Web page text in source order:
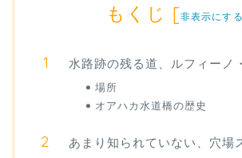
もくじ [非表示にする
水路跡の残る道、ルフィーノ
場所
オアハカ水道橋の歴史
あまり知られていない、穴場